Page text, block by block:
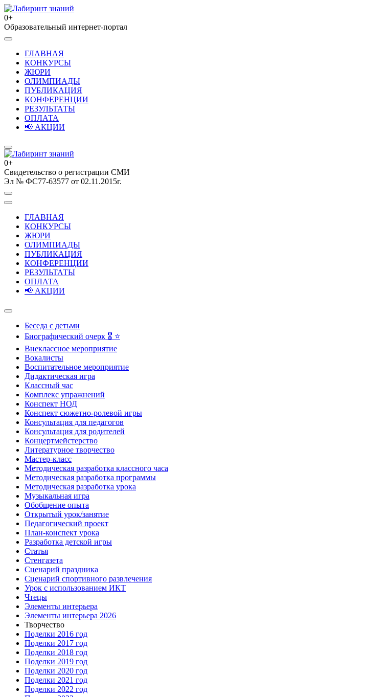
Перейти
к
содержимому
(нажмите
Лабиринт знаний
0+
Образовательный интернет-портал
ГЛАВНАЯ
КОНКУРСЫ
ЖЮРИ
ОЛИМПИАДЫ
ПУБЛИКАЦИЯ
КОНФЕРЕНЦИИ
РЕЗУЛЬТАТЫ
ОПЛАТА
📢 АКЦИИ
Лабиринт знаний
0+
Свидетельство о регистрации СМИ
Эл № ФС77-63577 от 02.11.2015г.
ГЛАВНАЯ
КОНКУРСЫ
ЖЮРИ
ОЛИМПИАДЫ
ПУБЛИКАЦИЯ
КОНФЕРЕНЦИИ
РЕЗУЛЬТАТЫ
ОПЛАТА
📢 АКЦИИ
Беседа с детьми
Биографический очерк 🎖️ ⭐
Внеклассное мероприятие
Вокалисты
Воспитательное мероприятие
Дидактическая игра
Классный час
Комплекс упражнений
Конспект НОД
Конспект сюжетно-ролевой игры
Консультация для педагогов
Консультация для родителей
Концертмейстерство
Литературное творчество
Мастер-класс
Методическая разработка классного часа
Методическая разработка программы
Методическая разработка урока
Музыкальная игра
Обобщение опыта
Открытый урок/занятие
Педагогический проект
План-конспект урока
Разработка детской игры
Статья
Стенгазета
Сценарий праздника
Сценарий спортивного развлечения
Урок с использованием ИКТ
Чтецы
Элементы интерьера
Элементы интерьера 2026
Творчество
Поделки 2016 год
Поделки 2017 год
Поделки 2018 год
Поделки 2019 год
Поделки 2020 год
Поделки 2021 год
Поделки 2022 год